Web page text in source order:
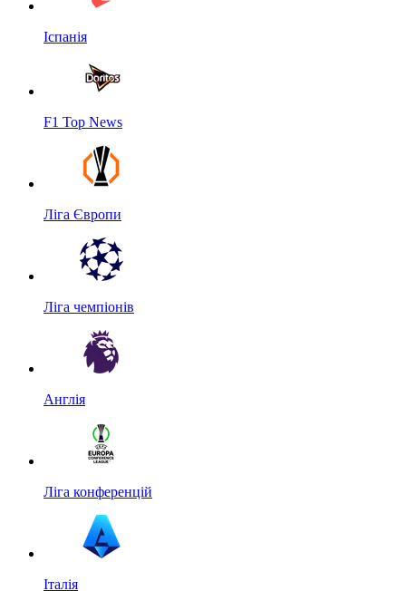
Іспанія
F1 Top News
Ліга Європи
Ліга чемпіонів
Англія
Ліга конференцій
Італія